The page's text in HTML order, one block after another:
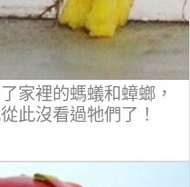
家裡的螞蟻和蟑螂，
此沒看過牠們了！